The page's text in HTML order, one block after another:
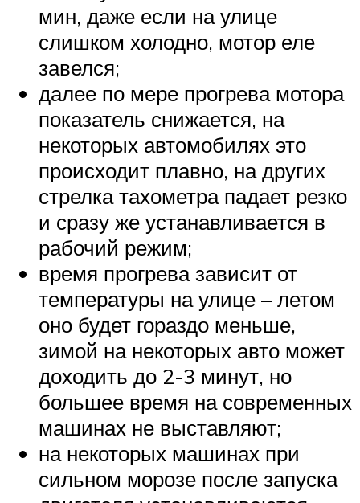
мин, даже если на улице
слишком холодно, мотор еле
завелся;
далее по мере прогрева мотора
показатель снижается, на
некоторых автомобилях это
происходит плавно, на других
стрелка тахометра падает резко
и сразу же устанавливается в
рабочий режим;
время прогрева зависит от
температуры на улице – летом
оно будет гораздо меньше,
зимой на некоторых авто может
доходить до 2-3 минут, но
большее время на современных
машинах не выставляют;
на некоторых машинах при
сильном морозе после запуска